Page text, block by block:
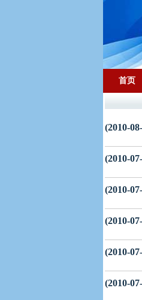
首页
(2010-
(2010-
(2010-
(2010-
(2010-
(2010-